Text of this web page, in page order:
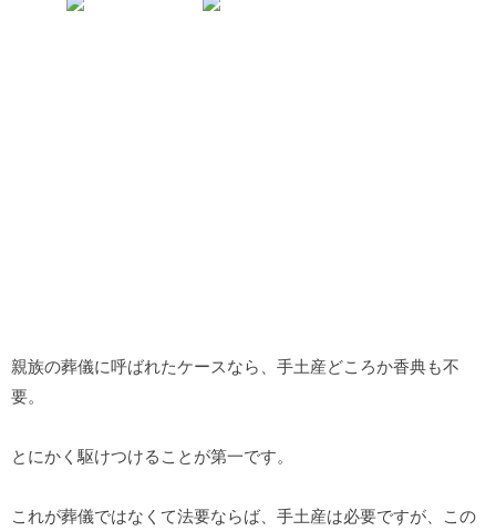
親族の葬儀に呼ばれたケースなら、手土産どころか香典も不
要。
とにかく駆けつけることが第一です。
これが葬儀ではなくて法要ならば、手土産は必要ですが、この